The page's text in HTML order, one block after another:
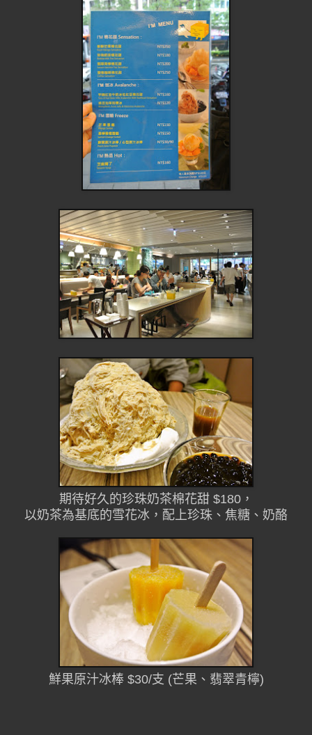
期待好久的珍珠奶茶棉花甜 $180，
以奶茶為基底的雪花冰，配上珍珠、焦糖、奶酪
鮮果原汁冰棒 $30/支 (芒果、翡翠青檸)